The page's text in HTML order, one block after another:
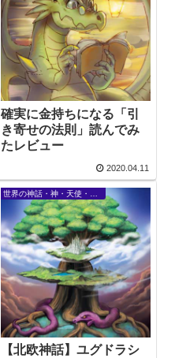
確実に金持ちになる「引
き寄せの法則」読んでみ
たレビュー
2020.04.11
【北欧神話】ユグドラシ